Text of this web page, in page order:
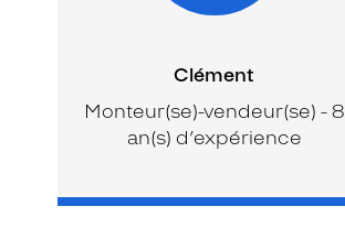
Clément
Monteur(se)-vendeur(se) - 8
an(s) d’expérience